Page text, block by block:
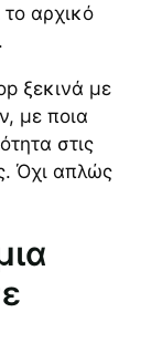
το αρχικό
ξεκινά με
με ποια
στις
Όχι απλώς